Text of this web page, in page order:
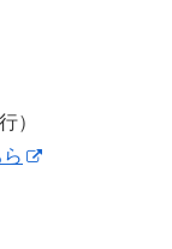
）